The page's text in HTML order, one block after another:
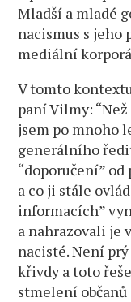
Mladší a mladé
nacismus s jeho
mediální
V tomto
paní Vilmy:
jsem po mnoho
generálního
“doporučení”
a co ji stále
informacích”
a nahrazovali je
nacisté. Není
křivdy a toto
stmelení občanů